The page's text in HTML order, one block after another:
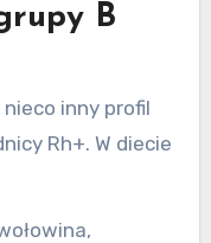
B
inny profil
Rh+. W diecie